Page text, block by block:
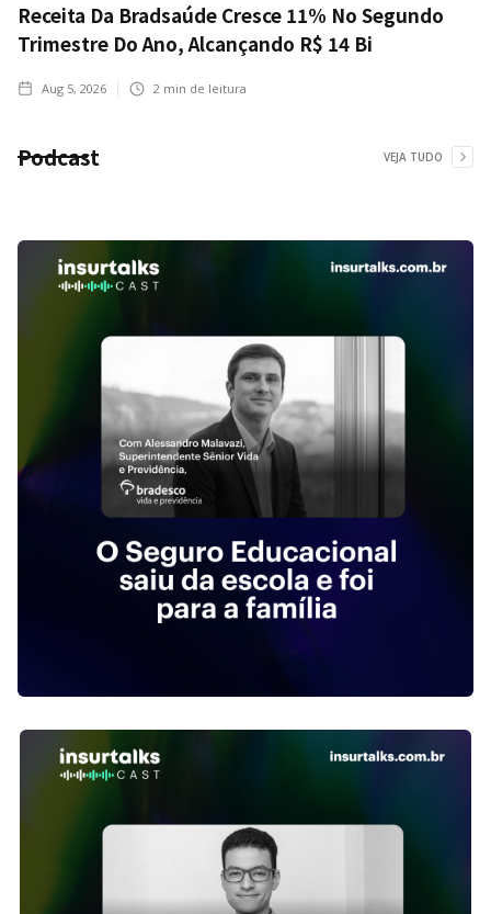
Receita Da Bradsaúde Cresce 11% No Segundo
Trimestre Do Ano, Alcançando R$ 14 Bi
Aug 5, 2026 2 min de leitura
Podcast VEJA TUDO